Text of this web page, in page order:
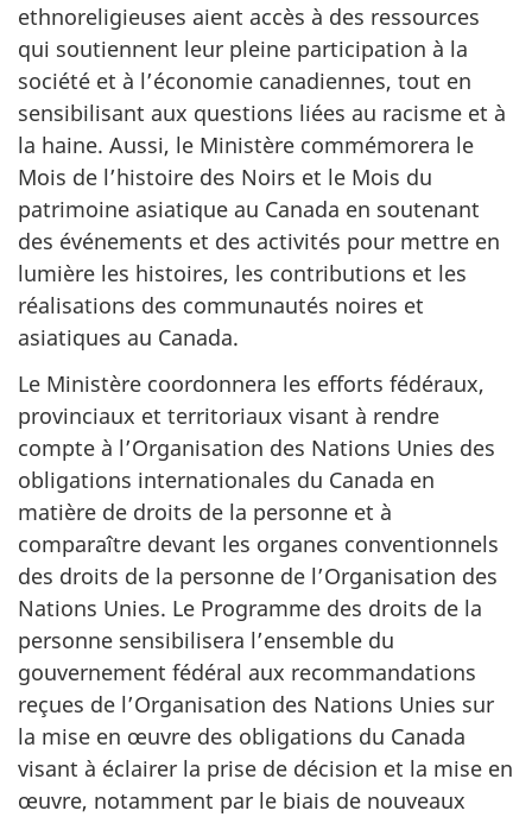
ethnoreligieuses aient accès à des ressources
qui soutiennent leur pleine participation à la
société et à l’économie canadiennes, tout en
sensibilisant aux questions liées au racisme et à
la haine. Aussi, le Ministère commémorera le
Mois de l’histoire des Noirs et le Mois du
patrimoine asiatique au Canada en soutenant
des événements et des activités pour mettre en
lumière les histoires, les contributions et les
réalisations des communautés noires et
asiatiques au Canada.
Le Ministère coordonnera les efforts fédéraux,
provinciaux et territoriaux visant à rendre
compte à l’Organisation des Nations Unies des
obligations internationales du Canada en
matière de droits de la personne et à
comparaître devant les organes conventionnels
des droits de la personne de l’Organisation des
Nations Unies. Le Programme des droits de la
personne sensibilisera l’ensemble du
gouvernement fédéral aux recommandations
reçues de l’Organisation des Nations Unies sur
la mise en œuvre des obligations du Canada
visant à éclairer la prise de décision et la mise en
œuvre, notamment par le biais de nouveaux